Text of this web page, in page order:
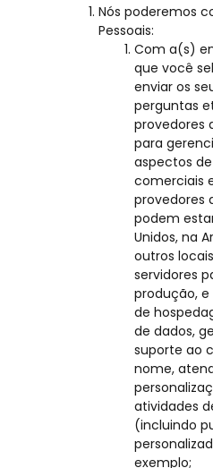
Nós poderemos
Pessoais:
Com a(s)
que você
enviar os
perguntas
provedores
para
aspectos
comerciais
provedores
podem
Unidos, na
outros
servidores
produção,
de
de dados,
suporte ao
nome,
atividades
(incluindo
exemplo;